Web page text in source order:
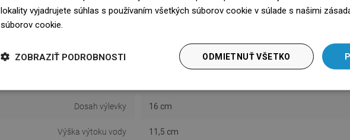
Zátka v balení Nie
S termostatom
Dosah výlevky 16 cm
Výška výtoku vody 11,5 cm
lokality vyjadrujete súhlas s používaním všetkých súborov cookie v súlade s našimi
súborov cookie.
ODMIETNUŤ VŠETKO
ZOBRAZIŤ PODROBNOSTI